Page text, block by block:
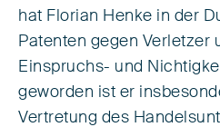
hat Florian Henke in der
Patenten gegen Verletzer
Einspruchs- und
geworden ist er
Vertretung des